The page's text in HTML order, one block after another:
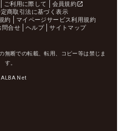
ご利用に際して
会員規約
商取引法に基づく表示
約
マイページサービス利用規約
問合せ ヘルプ サイトマップ
無断での転載、転用、コピー等は禁じま
す。
Net